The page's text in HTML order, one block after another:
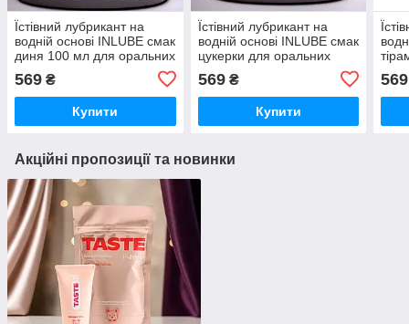
Їстівний лубрикант на
водній основі INLUBE смак
диня 100 мл для оральних
натуральний гель Nuei
569 ₴
Купити
Їстівний лубрикант на
водній основі INLUBE смак
цукерки для оральних
пестощів з алое вера 100
мл Nuei
569₴
Купити
Nuei
569
Акційні пропозиції та новинки